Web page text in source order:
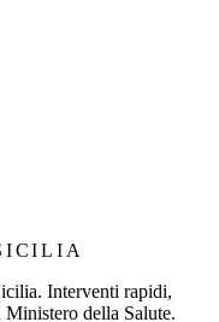
Interventi rapidi,
della Salute.